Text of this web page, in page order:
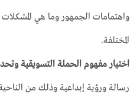
واهتمامات الجمهور وما هي
المختلفة.
اختيار مفهوم الحملة التسويقية
رسالة ورؤية إبداعية وذلك من